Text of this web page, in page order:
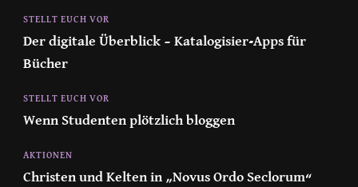
STELLT EUCH VOR
Der digitale Überblick – Katalogisier-Apps für
Bücher
STELLT EUCH VOR
Wenn Studenten plötzlich bloggen
AKTIONEN
Christen und Kelten in „Novus Ordo Seclorum“